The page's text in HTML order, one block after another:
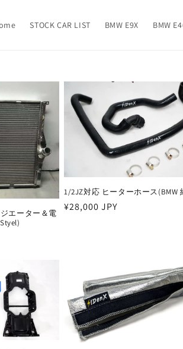
STOCK CAR LIST BMW E9X BMW
エーター＆電
1/2JZ対応 ヒーターホース(BMW
Regular
¥28,000 JPY